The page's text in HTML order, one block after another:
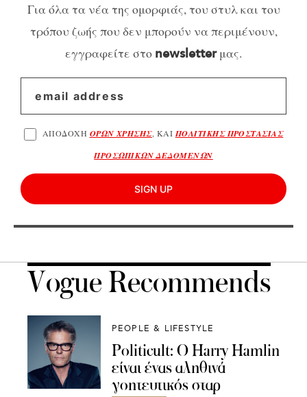
Για όλα τα νέα της ομορφιάς, του στυλ και του
τρόπου ζωής που δεν μπορούν να περιμένουν,
εγγραφείτε στο newsletterμας.
ΑΠΟΔΟΧΗ ΟΡΩΝ ΧΡΗΣΗΣ, ΚΑΙΠΟΛΙΤΙΚΗΣ ΠΡΟΣΤΑΣΙΑΣ
ΠΡΟΣΩΠΙΚΩΝ ΔΕΔΟΜΕΝΩΝ
SIGN UP
Vogue Recommends
PEOPLE & LIFESTYLE
Politicult: Ο Harry Hamlin
είναι ένας αληθινά
γοητευτικός σταρ